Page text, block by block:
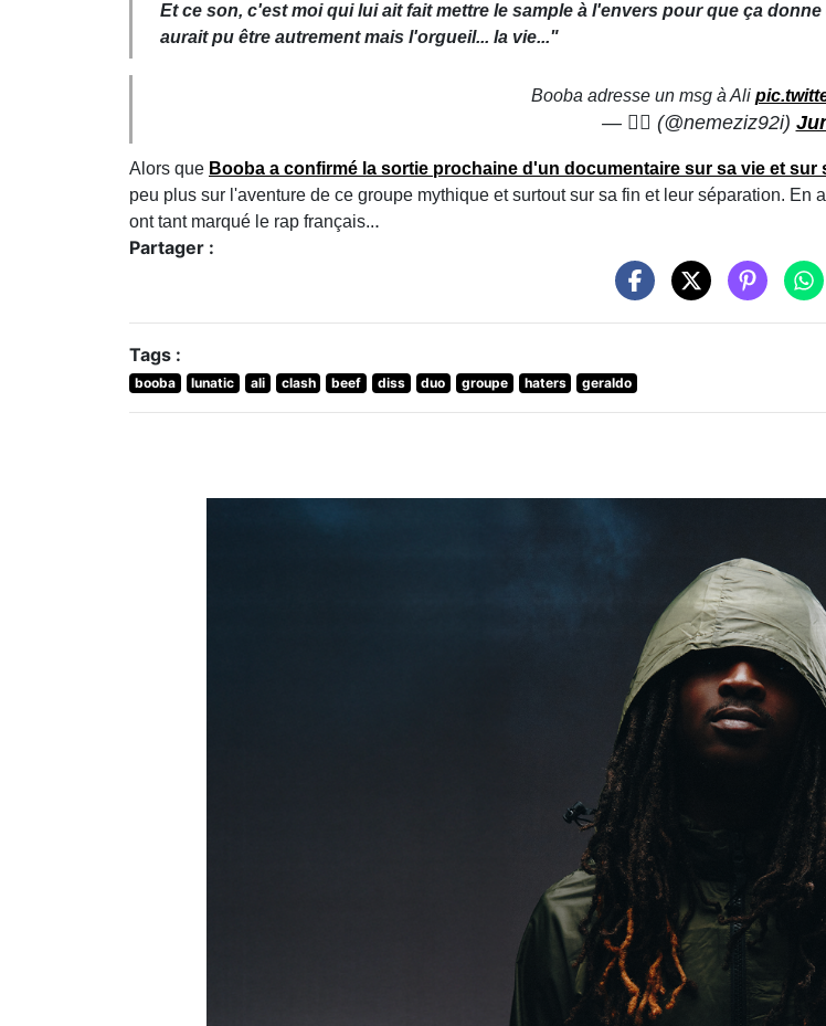
Et ce son, c'est moi qui lui ait fait mettre le sample à l'envers pour que ça
aurait pu être autrement mais l'orgueil... la vie..."
Booba adresse un msg à Ali
— 🏴‍☠️ (@nemeziz92i)
Alors que Booba a confirmé la sortie prochaine d'un documentaire sur sa vie et
peu plus sur l'aventure de ce groupe mythique et surtout sur sa fin et leur séparation.
ont tant marqué le rap français...
Partager :
Tags :
booba lunatic ali clash beef diss duo groupe haters geraldo